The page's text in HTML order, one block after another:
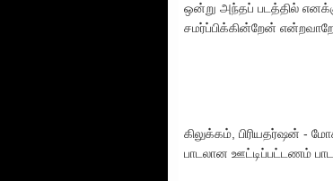
ஒன்று அந்தப் படத்தில்
சமர்ப்பிக்கின்றேன்
கிலுக்கம், பிரியதர்ஷன் -
பாடலான ஊட்டிப்பட்டணம்